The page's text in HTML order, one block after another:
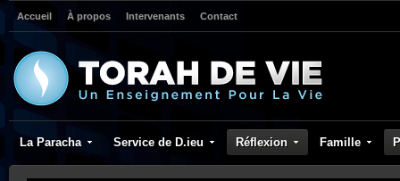
Accueil À propos Intervenants Contact
La Paracha Service de D.ieu Réflexion Famille